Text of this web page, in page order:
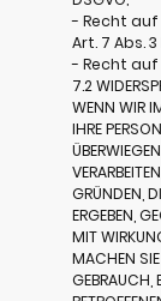
- Recht
Art. 7 Abs. 3
- Recht auf
7.2
WENN WIR
IHRE
GRÜNDEN,
ERGEBEN,
MIT
MACHEN
GEBRAUCH,